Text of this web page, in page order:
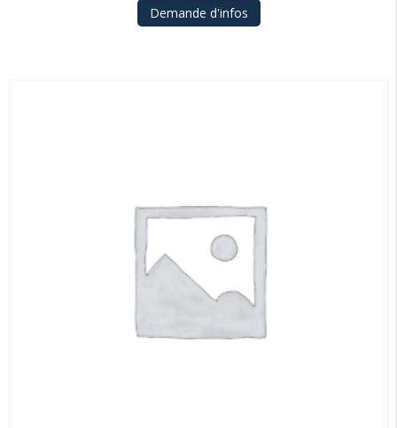
Demande d'infos